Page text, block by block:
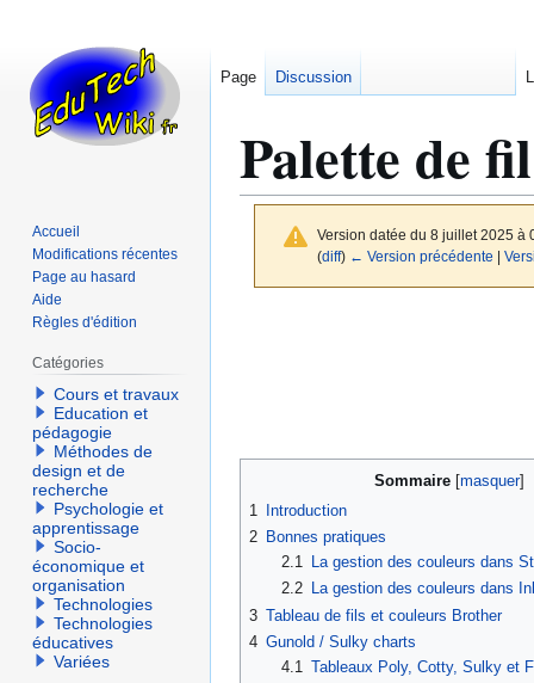
Palette de
Version datée du 8 juillet 2025 à
(diff) ← Version précédente
Sommaire
1
Introduction
2 Bonnes pratiques
2.1
La gestion des couleurs dans
2.2
La gestion des couleurs dans
3 Tableau de fils et couleurs Brother
4 Gunold / Sulky charts
4.1
Tableaux Poly, Cotty, Sulky et
Page Discussion
Accueil
Modifications récentes
Page au hasard
Aide
Règles d'édition
Catégories
Cours et travaux
Education et
pédagogie
Méthodes de
design et de
recherche
Psychologie et
apprentissage
Socio-
économique et
organisation
Technologies
Technologies
éducatives
Variées